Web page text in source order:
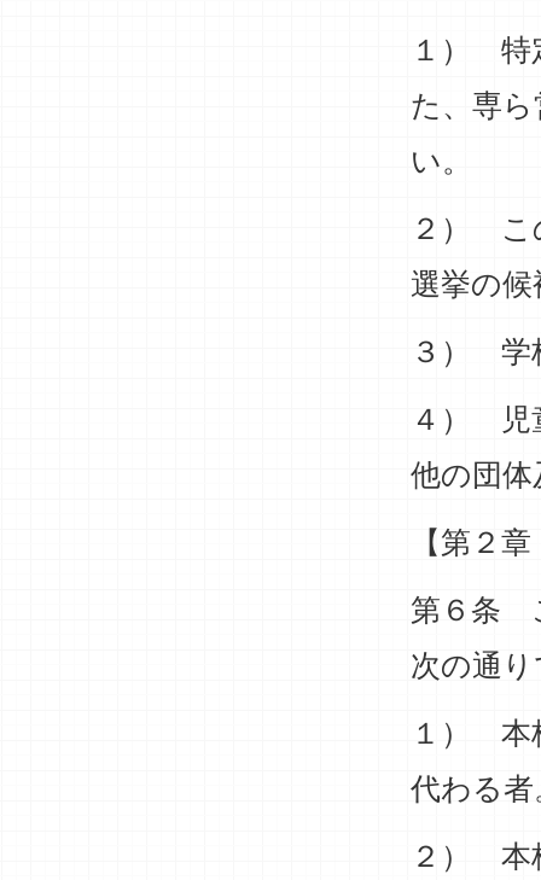
１） 特
た、専
い。
２） こ
選挙の
３） 学
４） 児
他の団
【第２
第６条
次の通
１） 本
代わる者
２） 本